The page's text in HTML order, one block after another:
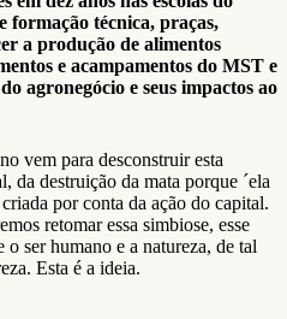
formação técnica, praças,
a produção de alimentos
e acampamentos do MST e
agronegócio e seus impactos ao
vem para desconstruir esta
da destruição da mata porque ´ela
por conta da ação do capital.
retomar essa simbiose, esse
ser humano e a natureza, de tal
Esta é a ideia.